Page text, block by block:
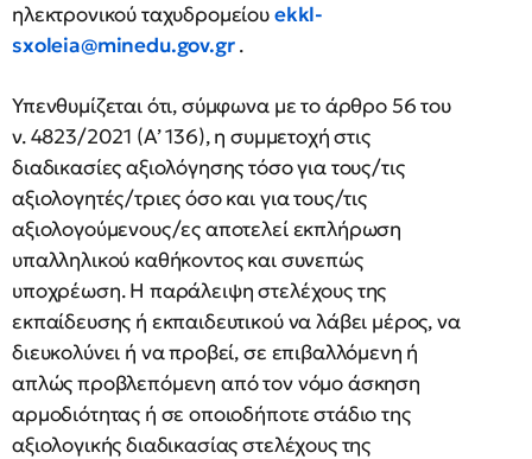
ηλεκτρονικού ταχυδρομείουekkl-
sxoleia@minedu.gov.gr.
Υπενθυμίζεται ότι, σύμφωνα με το άρθρο 56 του
ν. 4823/2021 (Α’ 136), η συμμετοχή στις
διαδικασίες αξιολόγησης τόσο για τους/τις
αξιολογητές/τριες όσο και για τους/τις
αξιολογούμενους/ες αποτελεί εκπλήρωση
υπαλληλικού καθήκοντος και συνεπώς
υποχρέωση. Η παράλειψη στελέχους της
εκπαίδευσης ή εκπαιδευτικού να λάβει μέρος, να
διευκολύνει ή να προβεί, σε επιβαλλόμενη ή
απλώς προβλεπόμενη από τον νόμο άσκηση
αρμοδιότητας ή σε οποιοδήποτε στάδιο της
αξιολογικής διαδικασίας στελέχους της